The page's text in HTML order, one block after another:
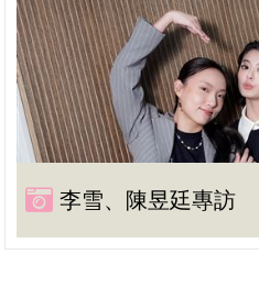
李雪、陳昱廷專訪